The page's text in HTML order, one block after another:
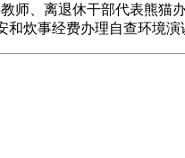
离退休干部代表熊猫
炊事经费办理自查环境演